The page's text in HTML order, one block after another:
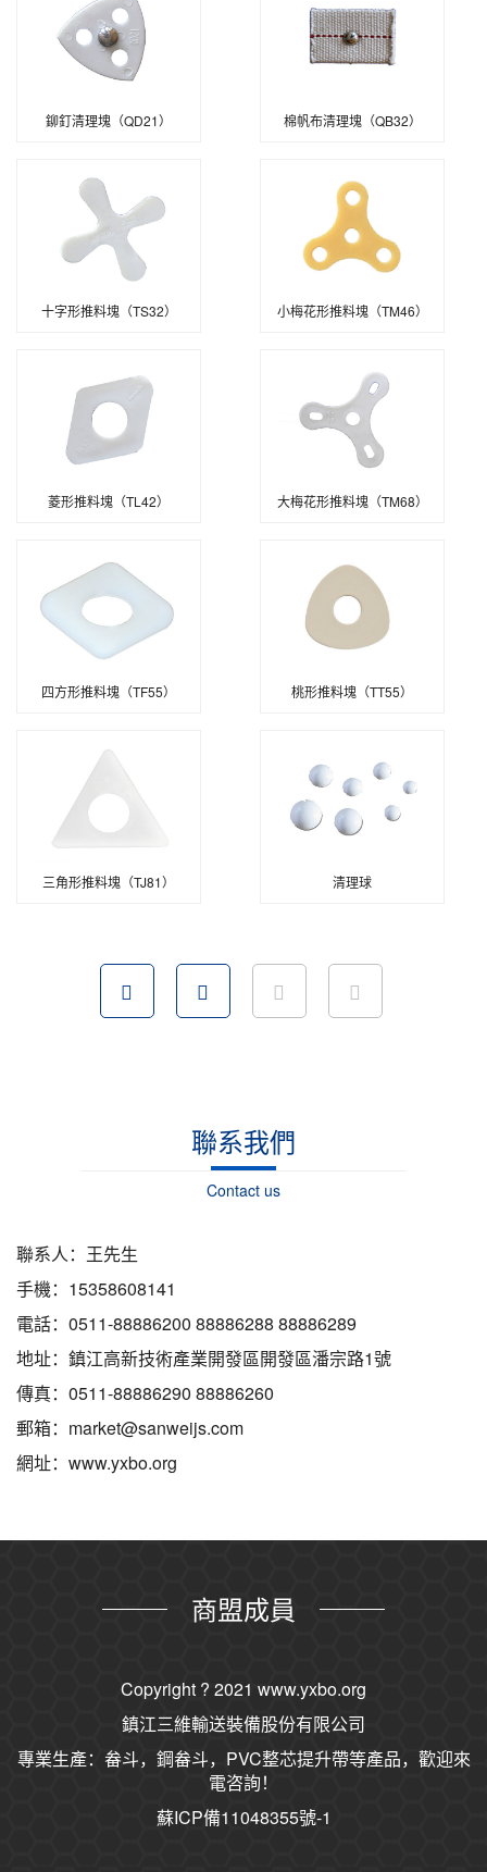
鉚釘清理塊（QD21） 棉帆布清理塊（QB32）
十字形推料塊（TS32） 小梅花形推料塊（TM46）
菱形推料塊（TL42） 大梅花形推料塊（TM68）
四方形推料塊（TF55） 桃形推料塊（TT55）
三角形推料塊（TJ81） 清理球
聯系我們
Contact us
聯系人：王先生
手機：15358608141
電話：0511-88886200 88886288 88886289
地址：鎮江高新技術產業開發區開發區潘宗路1號
傳真：0511-88886290 88886260
郵箱：market@sanweijs.com
網址：www.yxbo.org
商盟成員
Copyright ? 2021 www.yxbo.org
鎮江三維輸送裝備股份有限公司
專業生產：畚斗，鋼畚斗，PVC整芯提升帶等產品，歡迎來
電咨詢！
蘇ICP備11048355號-1